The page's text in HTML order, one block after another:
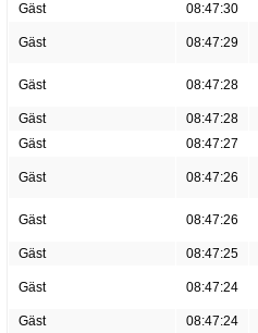
Gäst
08:47:30
Gäst 08:47:29
Gäst 08:47:28
Gäst
08:47:28
Gäst
08:47:27
Gäst 08:47:26
Gäst 08:47:26
Gäst
08:47:25
Gäst 08:47:24
Gäst
08:47:24